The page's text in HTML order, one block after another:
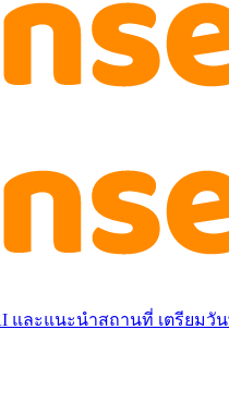
และแนะนำสถานที่ เตรียมวั